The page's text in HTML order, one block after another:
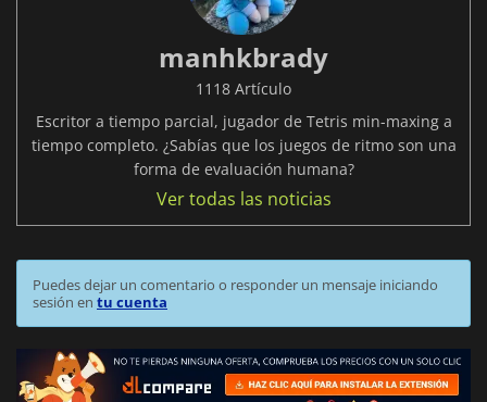
manhkbrady
1118 Artículo
Escritor a tiempo parcial, jugador de Tetris min-maxing a
tiempo completo. ¿Sabías que los juegos de ritmo son una
forma de evaluación humana?
Ver todas las noticias
Puedes dejar un comentario o responder un mensaje iniciando
sesión en tu cuenta